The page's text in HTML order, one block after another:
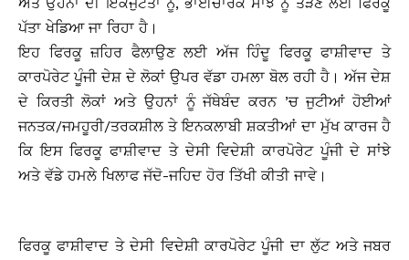
ਪੱਤਾ ਖੇਡਿਆ ਜਾ ਰਿਹਾ ਹੈ।
ਇਹ ਫਿਰਕੂ ਜ਼ਹਿਰ ਫੈਲਾਉਣ ਲਈ ਅੱਜ ਹਿੰਦੂ ਫਿਰਕੂ ਫਾਸ਼ੀਵਾਦ ਤੇ
ਕਾਰਪੋਰੇਟ ਪੂੰਜੀ ਦੇਸ਼ ਦੇ ਲੋਕਾਂ ਉਪਰ ਵੱਡਾ ਹਮਲਾ ਬੋਲ ਰਹੀ ਹੈ। ਅੱਜ ਦੇਸ਼
ਦੇ ਕਿਰਤੀ ਲੋਕਾਂ ਅਤੇ ਉਹਨਾਂ ਨੂੰ ਜੱਥੇਬੰਦ ਕਰਨ ’ਚ ਜੁਟੀਆਂ ਹੋਈਆਂ
ਜਨਤਕ/ਜਮਹੂਰੀ/ਤਰਕਸ਼ੀਲ ਤੇ ਇਨਕਲਾਬੀ ਸ਼ਕਤੀਆਂ ਦਾ ਮੁੱਖ ਕਾਰਜ ਹੈ
ਕਿ ਇਸ ਫਿਰਕੂ ਫਾਸ਼ੀਵਾਦ ਤੇ ਦੇਸੀ ਵਿਦੇਸ਼ੀ ਕਾਰਪੋਰੇਟ ਪੂੰਜੀ ਦੇ ਸਾਂਝੇ
ਅਤੇ ਵੱਡੇ ਹਮਲੇ ਖਿਲਾਫ ਜੱਦੋ-ਜਹਿਦ ਹੋਰ ਤਿੱਖੀ ਕੀਤੀ ਜਾਵੇ।
ਫਿਰਕੂ ਫਾਸ਼ੀਵਾਦ ਤੇ ਦੇਸੀ ਵਿਦੇਸ਼ੀ ਕਾਰਪੋਰੇਟ ਪੂੰਜੀ ਦਾ ਲੁੱਟ ਅਤੇ ਜਬਰ